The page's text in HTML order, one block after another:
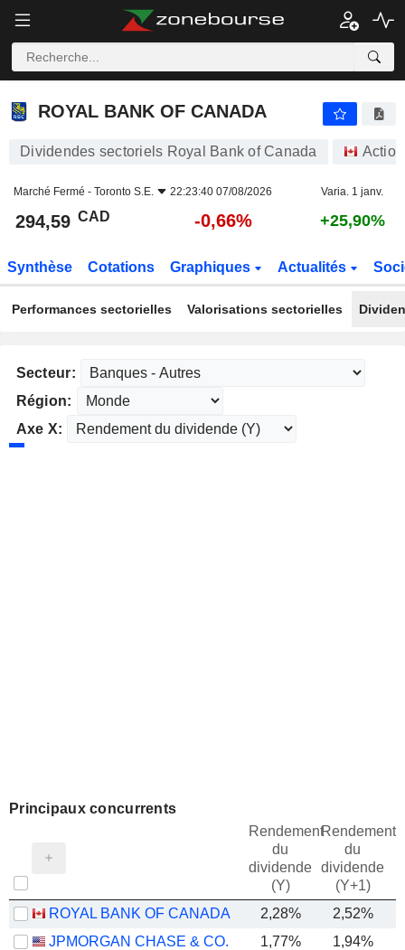
ROYAL BANK OF CANADA
ROYAL BANK OF CANADA
Dividendes sectoriels Royal Bank of Canada
Marché Fermé - Toronto S.E. 22:23:40 07/08/2026 Varia. 1 janv.
294,59 CAD -0,66% +25,90%
Synthèse Cotations Graphiques Actualités
Performances sectorielles Valorisations sectorielles
Secteur:
Région:
Axe X:
Principaux concurrents
Rendement
du
dividende
(Y)
Rendement
du
dividende
(Y+1)
ROYAL BANK OF CANADA 2,28% 2,52%
JPMORGAN CHASE & CO.
1,77%
1,94%